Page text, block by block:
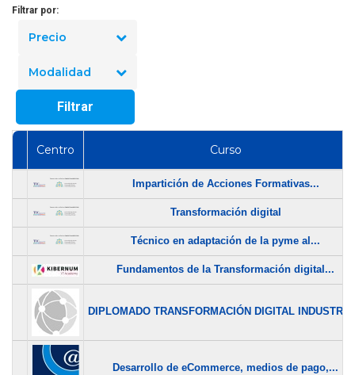
Filtrar por:
Precio
Modalidad
Filtrar
Centro Curso
Impartición de Acciones Formativas...
Transformación digital
Técnico en adaptación de la pyme al...
Fundamentos de la Transformación digital...
DIPLOMADO TRANSFORMACIÓN DIGITAL
Desarrollo de eCommerce, medios de pago,...